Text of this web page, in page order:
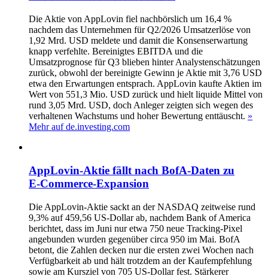
Die Aktie von AppLovin fiel nachbörslich um 16,4 %
nachdem das Unternehmen für Q2/2026 Umsatzerlöse von
1,92 Mrd. USD meldete und damit die Konsenserwartung
knapp verfehlte. Bereinigtes EBITDA und die
Umsatzprognose für Q3 blieben hinter Analystenschätzungen
zurück, obwohl der bereinigte Gewinn je Aktie mit 3,76 USD
etwa den Erwartungen entsprach. AppLovin kaufte Aktien im
Wert von 551,3 Mio. USD zurück und hielt liquide Mittel von
rund 3,05 Mrd. USD, doch Anleger zeigten sich wegen des
verhaltenen Wachstums und hoher Bewertung enttäuscht. »
Mehr auf de.investing.com
AppLovin-Aktie fällt nach BofA-Daten zu
E‑Commerce‑Expansion
Die AppLovin‑Aktie sackt an der NASDAQ zeitweise rund
9,3% auf 459,56 US‑Dollar ab, nachdem Bank of America
berichtet, dass im Juni nur etwa 750 neue Tracking‑Pixel
angebunden wurden gegenüber circa 950 im Mai. BofA
betont, die Zahlen decken nur die ersten zwei Wochen nach
Verfügbarkeit ab und hält trotzdem an der Kaufempfehlung
sowie am Kursziel von 705 US‑Dollar fest. Stärkerer